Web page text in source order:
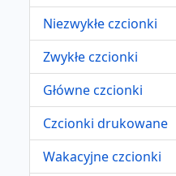
Niezwykłe czcionki
Zwykłe czcionki
Główne czcionki
Czcionki drukowane
Wakacyjne czcionki